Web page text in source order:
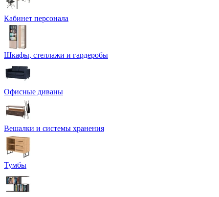
Кабинет персонала
Шкафы, стеллажи и гардеробы
Офисные диваны
Вешалки и системы хранения
Тумбы